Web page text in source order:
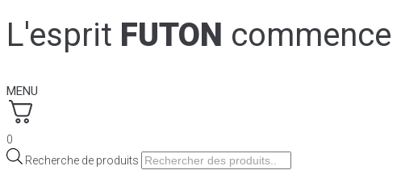
L'esprit FUTON commence
MENU
0
Recherche de produits